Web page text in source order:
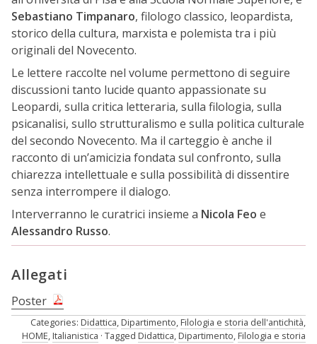
Sebastiano Timpanaro, filologo classico, leopardista,
storico della cultura, marxista e polemista tra i più
originali del Novecento.
Le lettere raccolte nel volume permettono di seguire
discussioni tanto lucide quanto appassionate su
Leopardi, sulla critica letteraria, sulla filologia, sulla
psicanalisi, sullo strutturalismo e sulla politica culturale
del secondo Novecento. Ma il carteggio è anche il
racconto di un’amicizia fondata sul confronto, sulla
chiarezza intellettuale e sulla possibilità di dissentire
senza interrompere il dialogo.
Interverranno le curatrici insieme a Nicola Feo e
Alessandro Russo.
Allegati
Poster
Categories: Didattica Dipartimento Filologia e storia dell'antichità
HOME Italianistica Tagged Didattica Dipartimento Filologia e storia